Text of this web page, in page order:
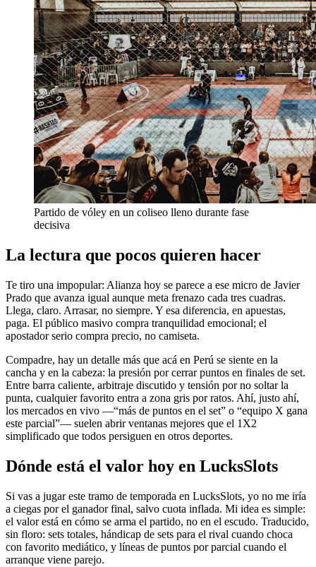
Partido de vóley en un coliseo lleno durante fase
decisiva
La lectura que pocos quieren hacer
Te tiro una impopular: Alianza hoy se parece a ese micro de Javier
Prado que avanza igual aunque meta frenazo cada tres cuadras.
Llega, claro. Arrasar, no siempre. Y esa diferencia, en apuestas,
paga. El público masivo compra tranquilidad emocional; el
apostador serio compra precio, no camiseta.
Compadre, hay un detalle más que acá en Perú se siente en la
cancha y en la cabeza: la presión por cerrar puntos en finales de set.
Entre barra caliente, arbitraje discutido y tensión por no soltar la
punta, cualquier favorito entra a zona gris por ratos. Ahí, justo ahí,
los mercados en vivo —“más de puntos en el set” o “equipo X gana
este parcial”— suelen abrir ventanas mejores que el 1X2
simplificado que todos persiguen en otros deportes.
Dónde está el valor hoy en LucksSlots
Si vas a jugar este tramo de temporada en LucksSlots, yo no me iría
a ciegas por el ganador final, salvo cuota inflada. Mi idea es simple:
el valor está en cómo se arma el partido, no en el escudo. Traducido,
sin floro: sets totales, hándicap de sets para el rival cuando choca
con favorito mediático, y líneas de puntos por parcial cuando el
arranque viene parejo.